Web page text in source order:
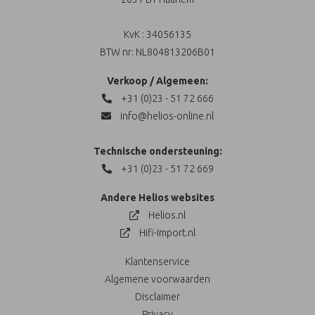
KvK : 34056135
BTW nr: NL804813206B01
Verkoop / Algemeen:
+31 (0)23 - 51 72 666
info@helios-online.nl
Technische ondersteuning:
+31 (0)23 - 51 72 669
Andere Helios websites
Helios.nl
Hifi-Import.nl
Klantenservice
Algemene voorwaarden
Disclaimer